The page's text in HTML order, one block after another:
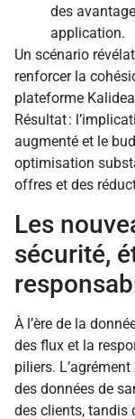
des
application.
Un scénario
renforcer la
plateforme
Résultat :
augmenté et le
optimisation
offres et des
Les
sécurité,
À l’ère de la
des flux et la
piliers.
des données de
des clients, tandis